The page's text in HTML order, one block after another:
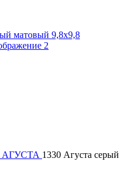
АГУСТА 1330 Агуста серый